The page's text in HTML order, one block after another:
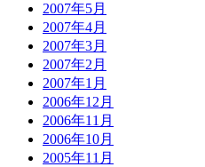
2007年5月
2007年4月
2007年3月
2007年2月
2007年1月
2006年12月
2006年11月
2006年10月
2005年11月